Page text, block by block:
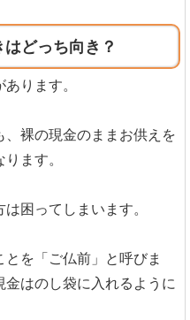
どっち向き？
ります。
、裸の現金のままお供えを
ます。
困ってしまいます。
を「ご仏前」と呼びま
はのし袋に入れるように